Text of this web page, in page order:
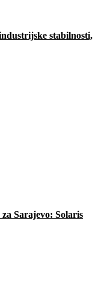
stabilnosti,
Sarajevo: Solaris